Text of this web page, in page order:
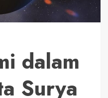
dalam
Surya